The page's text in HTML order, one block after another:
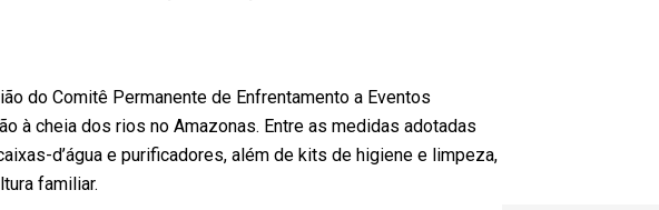
do Comitê Permanente de Enfrentamento a Eventos
à cheia dos rios no Amazonas. Entre as medidas adotadas
d’água e purificadores, além de kits de higiene e limpeza,
familiar.